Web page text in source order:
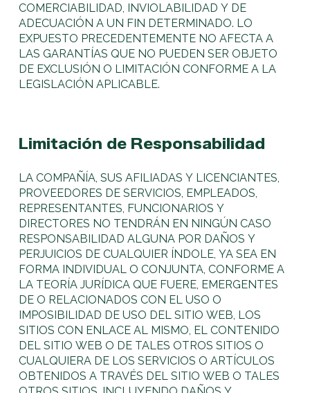
COMERCIABILIDAD, INVIOLABILIDAD Y DE
ADECUACIÓN A UN FIN DETERMINADO. LO
EXPUESTO PRECEDENTEMENTE NO AFECTA A
LAS GARANTÍAS QUE NO PUEDEN SER OBJETO
DE EXCLUSIÓN O LIMITACIÓN CONFORME A LA
LEGISLACIÓN APLICABLE.
Limitación de Responsabilidad
LA COMPAÑÍA, SUS AFILIADAS Y LICENCIANTES,
PROVEEDORES DE SERVICIOS, EMPLEADOS,
REPRESENTANTES, FUNCIONARIOS Y
DIRECTORES NO TENDRÁN EN NINGÚN CASO
RESPONSABILIDAD ALGUNA POR DAÑOS Y
PERJUICIOS DE CUALQUIER ÍNDOLE, YA SEA EN
FORMA INDIVIDUAL O CONJUNTA, CONFORME A
LA TEORÍA JURÍDICA QUE FUERE, EMERGENTES
DE O RELACIONADOS CON EL USO O
IMPOSIBILIDAD DE USO DEL SITIO WEB, LOS
SITIOS CON ENLACE AL MISMO, EL CONTENIDO
DEL SITIO WEB O DE TALES OTROS SITIOS O
CUALQUIERA DE LOS SERVICIOS O ARTÍCULOS
OBTENIDOS A TRAVÉS DEL SITIO WEB O TALES